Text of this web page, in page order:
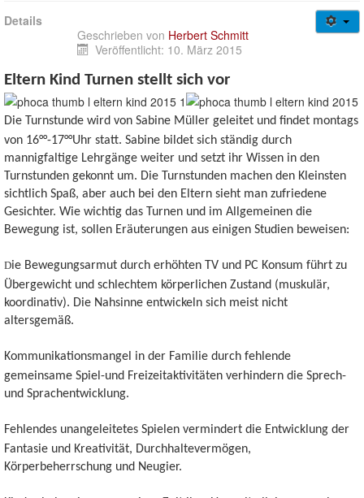
Jugendweb
Login/out
Details
Geschrieben von Herbert Schmitt
Veröffentlicht: 10. März 2015
Eltern Kind Turnen stellt sich vor
Die Turnstunde wird von Sabine Müller geleitet und findet montags
von 16°°-17°°Uhr statt. Sabine bildet sich ständig durch
mannigfaltige Lehrgänge weiter und setzt ihr Wissen in den
Turnstunden gekonnt um. Die Turnstunden machen den Kleinsten
sichtlich Spaß, aber auch bei den Eltern sieht man zufriedene
Gesichter. Wie wichtig das Turnen und im Allgemeinen die
Bewegung ist, sollen Eräuterungen aus einigen Studien beweisen:
Die Bewegungsarmut durch erhöhten TV und PC Konsum führt zu
Übergewicht und schlechtem körperlichen Zustand (muskulär,
koordinativ). Die Nahsinne entwickeln sich meist nicht
altersgemäß.
Kommunikationsmangel in der Familie durch fehlende
gemeinsame Spiel-und Freizeitaktivitäten verhindern die Sprech-
und Sprachentwicklung.
Fehlendes unangeleitetes Spielen vermindert die Entwicklung der
Fantasie und Kreativität, Durchhaltevermögen,
Körperbeherrschung und Neugier.